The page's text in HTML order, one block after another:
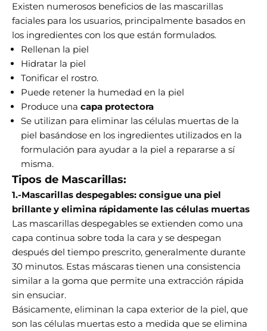
Existen numerosos beneficios de las mascarillas
faciales para los usuarios, principalmente basados ​​en
los ingredientes con los que están formulados.
Rellenan la piel
Hidratar la piel
Tonificar el rostro.
Puede retener la humedad en la piel
Produce una capa protectora
Se utilizan para eliminar las células muertas de la
piel basándose en los ingredientes utilizados en la
formulación para ayudar a la piel a repararse a sí
misma.
Tipos de Mascarillas:
1.-Mascarillas despegables: consigue una piel
brillante y elimina rápidamente las células muertas
Las mascarillas despegables se extienden como una
capa continua sobre toda la cara y se despegan
después del tiempo prescrito, generalmente durante
30 minutos. Estas máscaras tienen una consistencia
similar a la goma que permite una extracción rápida
sin ensuciar.
Básicamente, eliminan la capa exterior de la piel, que
son las células muertas esto a medida que se elimina